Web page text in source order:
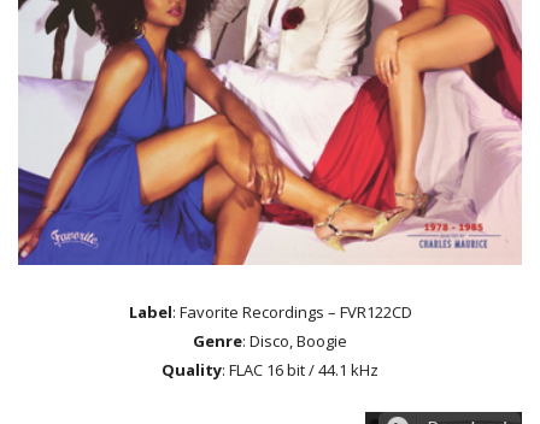
Label: Favorite Recordings – FVR122CD
Genre: Disco, Boogie
Quality: FLAC 16 bit / 44.1 kHz